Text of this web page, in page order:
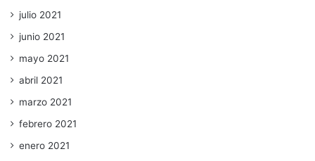
julio 2021
junio 2021
mayo 2021
abril 2021
marzo 2021
febrero 2021
enero 2021